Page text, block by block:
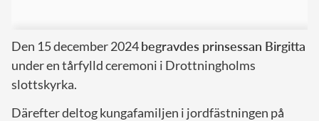
Den 15 december 2024begravdes prinsessan Birgitta
under en tårfylld ceremoni i Drottningholms
slottskyrka.
Därefter deltog kungafamiljen i jordfästningen på